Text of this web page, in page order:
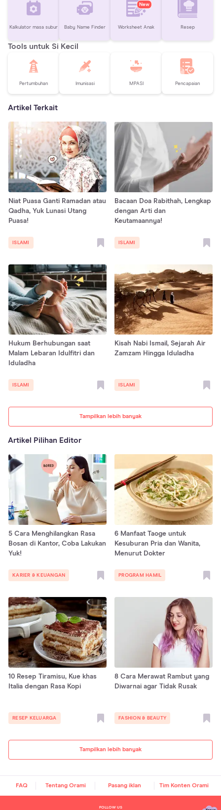
Kalkulator masa subur Baby Name Finder
New
Worksheet Anak Resep
Tools untuk Si Kecil
Pertumbuhan Imunisasi MPASI Pencapaian
Artikel Terkait
Tampilkan lebih banyak
Niat Puasa Ganti Ramadan atau
Qadha, Yuk Lunasi Utang
Puasa!
ISLAMI
Bacaan Doa Rabithah, Lengkap
dengan Arti dan
Keutamaannya!
ISLAMI
Hukum Berhubungan saat
Malam Lebaran Idulfitri dan
Iduladha
ISLAMI
Kisah Nabi Ismail, Sejarah Air
Zamzam Hingga Iduladha
ISLAMI
Artikel Pilihan Editor
Tampilkan lebih banyak
5 Cara Menghilangkan Rasa
Bosan di Kantor, Coba Lakukan
Yuk!
KARIER & KEUANGAN
6 Manfaat Taoge untuk
Kesuburan Pria dan Wanita,
Menurut Dokter
PROGRAM HAMIL
10 Resep Tiramisu, Kue khas
Italia dengan Rasa Kopi
RESEP KELUARGA
8 Cara Merawat Rambut yang
Diwarnai agar Tidak Rusak
FASHION & BEAUTY
FAQ Tentang Orami Pasang iklan Tim Konten Orami
FOLLOW US